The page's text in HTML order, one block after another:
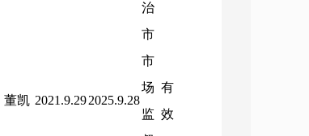
董凯 2021.9.292025.9.28
治
市
市
场
监
有
效